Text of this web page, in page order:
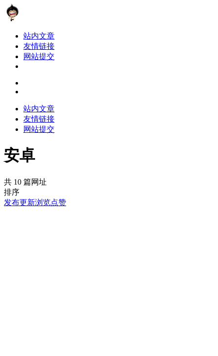
站内文章
友情链接
网站提交
站内文章
友情链接
网站提交
安卓
共 10 篇网址
排序
发布更新浏览点赞